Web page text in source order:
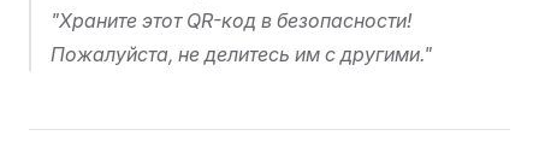
"Храните этот QR-код в безопасности!
Пожалуйста, не делитесь им с другими."